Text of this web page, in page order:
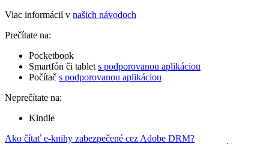
Viac informácií v našich návodoch
Prečítate na:
Pocketbook
Smartfón či tablet s podporovanou aplikáciou
Počítač s podporovanou aplikáciou
Neprečítate na:
Kindle
Ako čítať e-knihy zabezpečené cez Adobe DRM?